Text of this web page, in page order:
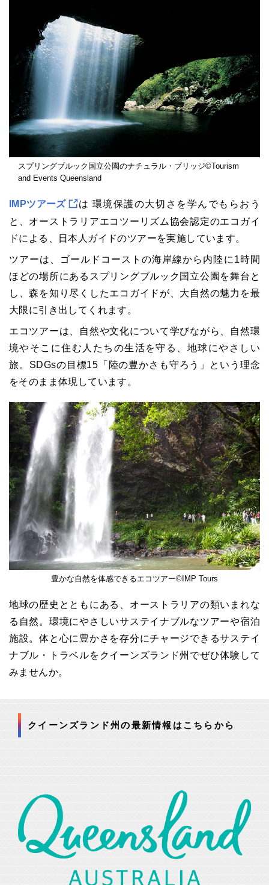
スプリングブルック国立公園のナチュラル・ブリッジ©Tourism
and Events Queensland
IMPツアーズ
は 環境保護の大切さを学んでもらおう
と、オーストラリアエコツーリズム協会認定のエコガイ
ドによる、日本人ガイドのツアーを実施しています。
ツアーは、ゴールドコーストの海岸線から内陸に1時間
ほどの場所にあるスプリングブルック国立公園を舞台と
し、森を知り尽くしたエコガイドが、大自然の魅力を最
大限に引き出してくれます。
エコツアーは、自然や文化について学びながら、自然環
境やそこに住む人たちの生活を守る、地球にやさしい
旅。SDGsの目標15「陸の豊かさも守ろう」という理念
をそのまま体現しています。
豊かな自然を体感できるエコツアー©IMP Tours
地球の歴史とともにある、オーストラリアの類いまれな
る自然。環境にやさしいサステイナブルなツアーや宿泊
施設。体と心に豊かさを存分にチャージできるサステイ
ナブル・トラベルをクイーンズランド州でぜひ体験して
みませんか。
クイーンズランド州の最新情報はこちらから